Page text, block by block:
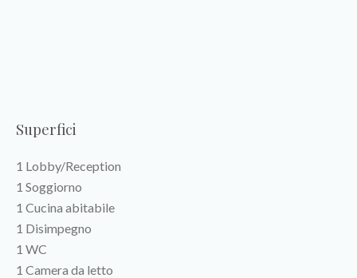
Superfici
1 Lobby/Reception
1 Soggiorno
1 Cucina abitabile
1 Disimpegno
1 WC
1 Camera da letto